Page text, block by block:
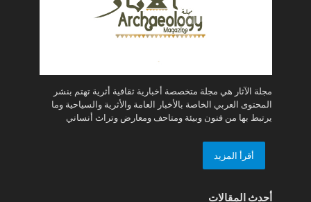
مجلة الآثار هي مجلة متخصصة أخبارية ثقافية أثرية تهتم بنشر
المحتوى العربي الخاصة بالأخبار العامة والأثرية والسياحية وما
يرتبط بها من فنون وبيئة ومتاحف ومعارض وتراث أنساني
أقرأ المزيد
أحدث المقالات